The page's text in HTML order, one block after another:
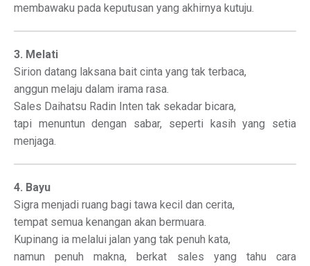
membawaku pada keputusan yang akhirnya kutuju.
3. Melati
Sirion datang laksana bait cinta yang tak terbaca,
anggun melaju dalam irama rasa.
Sales Daihatsu Radin Inten tak sekadar bicara,
tapi menuntun dengan sabar, seperti kasih yang setia
menjaga.
4. Bayu
Sigra menjadi ruang bagi tawa kecil dan cerita,
tempat semua kenangan akan bermuara.
Kupinang ia melalui jalan yang tak penuh kata,
namun penuh makna, berkat sales yang tahu cara